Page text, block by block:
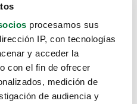
procesamos sus
IP, con tecnologías
y acceder la
con el fin de ofrecer
medición de
de audiencia y